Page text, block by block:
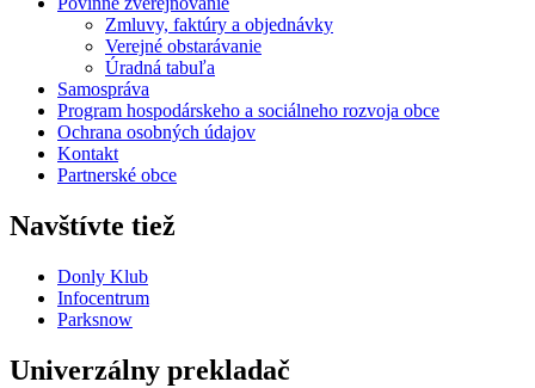
Zmluvy, faktúry a objednávky
Verejné obstarávanie
Úradná tabuľa
Samospráva
Program hospodárskeho a sociálneho rozvoja obce
Ochrana osobných údajov
Kontakt
Partnerské obce
Navštívte tiež
Donly Klub
Infocentrum
Parksnow
Univerzálny prekladač